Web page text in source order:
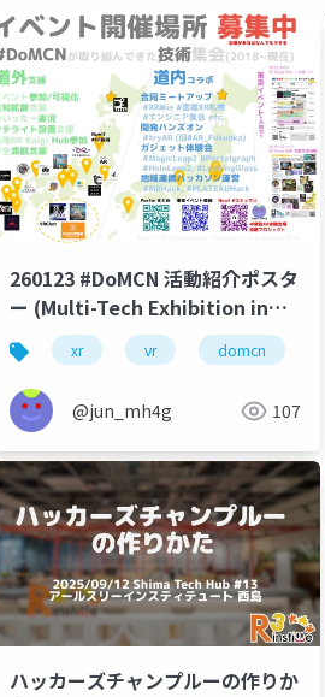
260123 #DoMCN 活動紹介ポスタ
ー (Multi-Tech Exhibition in
Sapporo 2026展示資料)
xr vr domcn
@jun_mh4g 107
ハッカーズチャンプルーの作りか